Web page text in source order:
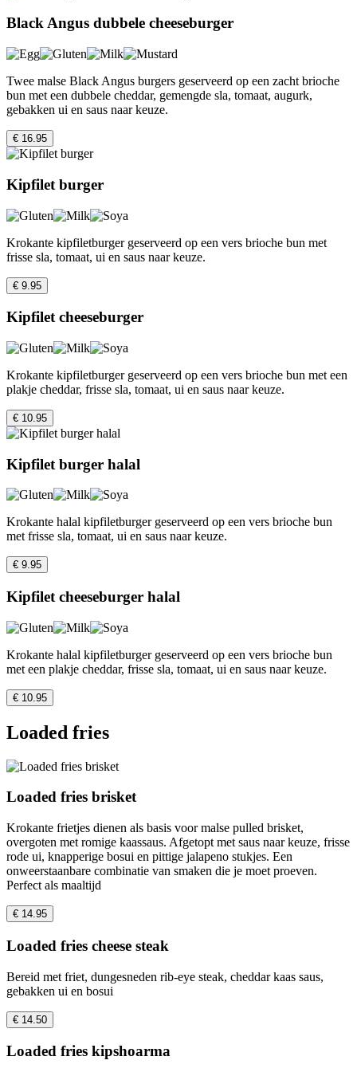
Black Angus dubbele cheeseburger
Twee malse Black Angus burgers geserveerd op een zacht brioche
bun met een dubbele cheddar, gemengde sla, tomaat, augurk,
gebakken ui en saus naar keuze.
€ 16.95
Kipfilet burger
Krokante kipfiletburger geserveerd op een vers brioche bun met
frisse sla, tomaat, ui en saus naar keuze.
€ 9.95
Kipfilet cheeseburger
Krokante kipfiletburger geserveerd op een vers brioche bun met een
plakje cheddar, frisse sla, tomaat, ui en saus naar keuze.
€ 10.95
Kipfilet burger halal
Krokante halal kipfiletburger geserveerd op een vers brioche bun
met frisse sla, tomaat, ui en saus naar keuze.
€ 9.95
Kipfilet cheeseburger halal
Krokante halal kipfiletburger geserveerd op een vers brioche bun
met een plakje cheddar, frisse sla, tomaat, ui en saus naar keuze.
€ 10.95
Loaded fries
Loaded fries brisket
Krokante frietjes dienen als basis voor malse pulled brisket,
overgoten met romige kaassaus. Afgetopt met saus naar keuze, frisse
rode ui, knapperige bosui en pittige jalapeno stukjes. Een
onweerstaanbare combinatie van smaken die je moet proeven.
Perfect als maaltijd
€ 14.95
Loaded fries cheese steak
Bereid met friet, dungesneden rib-eye steak, cheddar kaas saus,
gebakken ui en bosui
€ 14.50
Loaded fries kipshoarma